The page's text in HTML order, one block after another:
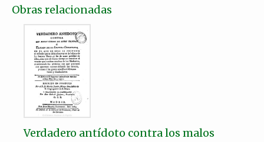
Obras relacionadas
Verdadero antídoto contra los malos